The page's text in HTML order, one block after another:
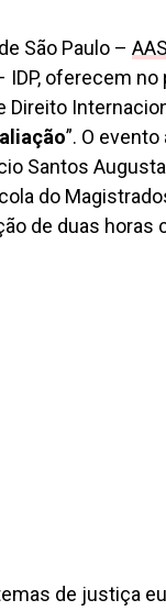
São Paulo –
oferecem
Direito
”. O
Santos
do
de duas horas
de justiça